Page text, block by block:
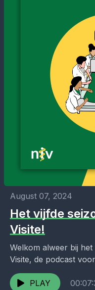
August 07, 2024
Het vijfde
Visite!
Welkom alweer bij
Visite, de podcast
seizoen komen weer
PLAY